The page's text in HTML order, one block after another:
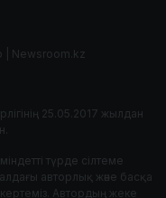
| Newsroom.kz
25.05.2017 жылдан
түрде сілтеме
авторлық және басқа
Автордың жеке